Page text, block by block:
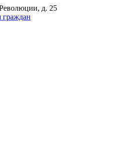
д. 25